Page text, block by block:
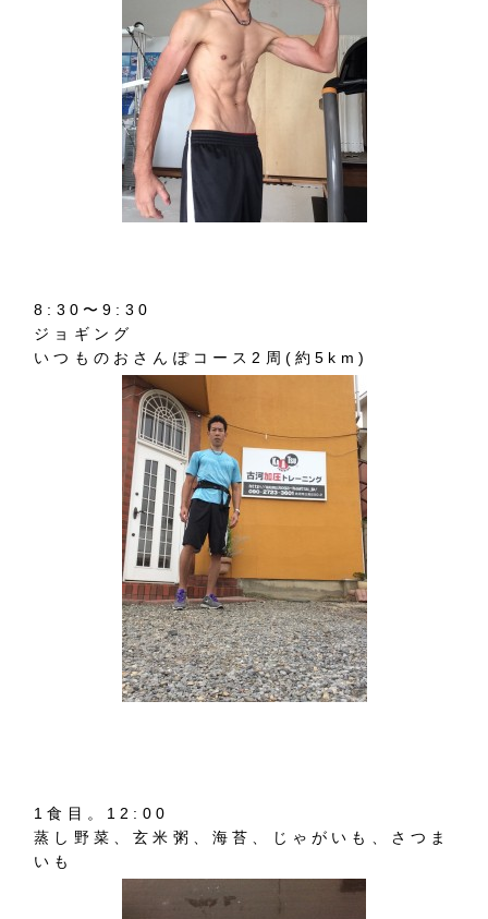
8:30〜9:30
ジョギング
いつものおさんぽコース2周(約5km)
1食目。12:00
蒸し野菜、玄米粥、海苔、じゃがいも、さつま
いも